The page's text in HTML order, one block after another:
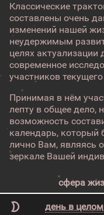
Классические
составлены очень
изменений нашей
неудержимым
целях
современное
участников
Принимая в нём
лепту в общее дело,
возможность
календарь, который
лично Вам, являясь
зеркале Вашей
сфера
день в целом